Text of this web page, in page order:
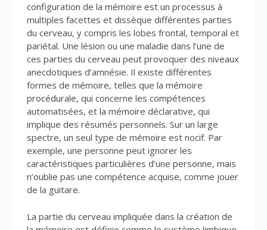
configuration de la mémoire est un processus à
multiples facettes et dissèque différentes parties
du cerveau, y compris les lobes frontal, temporal et
pariétal. Une lésion ou une maladie dans l’une de
ces parties du cerveau peut provoquer des niveaux
anecdotiques d’amnésie. Il existe différentes
formes de mémoire, telles que la mémoire
procédurale, qui concerne les compétences
automatisées, et la mémoire déclarative, qui
implique des résumés personnels. Sur un large
spectre, un seul type de mémoire est nocif. Par
exemple, une personne peut ignorer les
caractéristiques particulières d’une personne, mais
n’oublie pas une compétence acquise, comme jouer
de la guitare.
La partie du cerveau impliquée dans la création de